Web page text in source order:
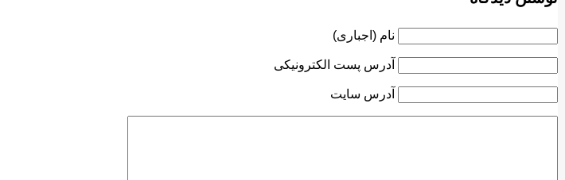
نام (اجباری)
آدرس پست الکترونیکی
آدرس سایت